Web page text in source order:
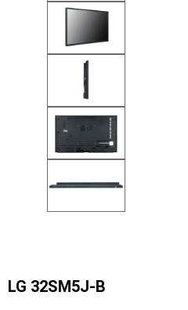
LG 32SM5J-B